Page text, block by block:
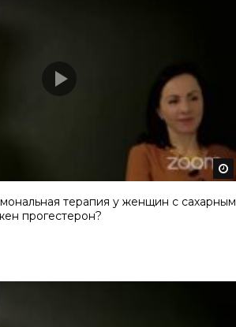
терапия у женщин с сахарным
прогестерон?